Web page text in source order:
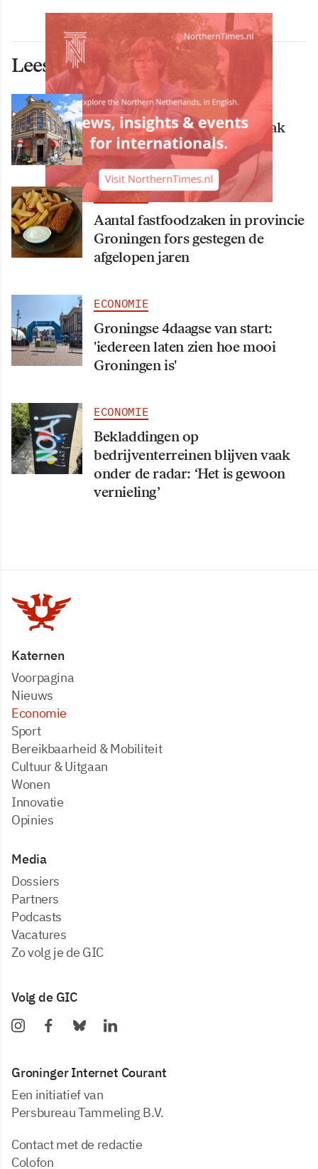
Lees ook deze artikelen
ECONOMIE
Bekende Groningse dönerzaak
Hasret failliet
ECONOMIE
Aantal fastfoodzaken in provincie
Groningen fors gestegen de
afgelopen jaren
ECONOMIE
Groningse 4daagse van start:
'iedereen laten zien hoe mooi
Groningen is'
ECONOMIE
Bekladdingen op
bedrijventerreinen blijven vaak
onder de radar: ‘Het is gewoon
vernieling’
Katernen
Voorpagina
Nieuws
Economie
Sport
Bereikbaarheid & Mobiliteit
Cultuur & Uitgaan
Wonen
Innovatie
Opinies
Media
dossiers
partners
podcasts
vacatures
zo volg je de GIC
Volg de GIC
Groninger Internet Courant
Een initiatief van
Persbureau Tammeling B.V.
Contact met de redactie
Colofon